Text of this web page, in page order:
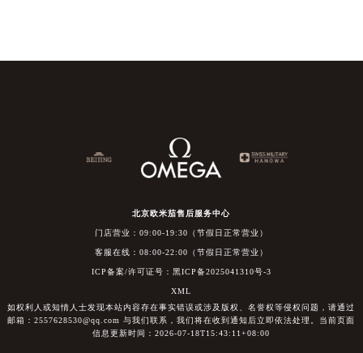
北京欧米茄售后服务中心
门店营业：09:00-19:30（节假日正常营业）
客服在线：08:00-22:00（节假日正常营业）
ICP备案/许可证号：黑ICP备2025041310号-3
XML
如权利人或知情人士发现本站内容存在事实错误或涉及版权、名誉权等侵权问题，请通过
邮箱：2557628530@qq.com 与我们联系，我们将在收到通知后立即依法处理。当前页面
信息更新时间：2026-07-18T15:43:11+08:00